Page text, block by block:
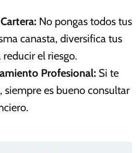
No pongas todos tus
canasta, diversifica tus
el riesgo.
Profesional: Si te
siempre es bueno consultar